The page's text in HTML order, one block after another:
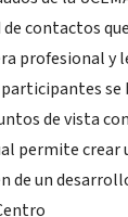
de contactos
profesional y
participantes
de vista
permite crear
de un